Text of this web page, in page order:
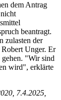
dem Antrag
beantragt.
zulasten der
Unger. Er
"Wir sind
wird", erklärte
7.4.2025,